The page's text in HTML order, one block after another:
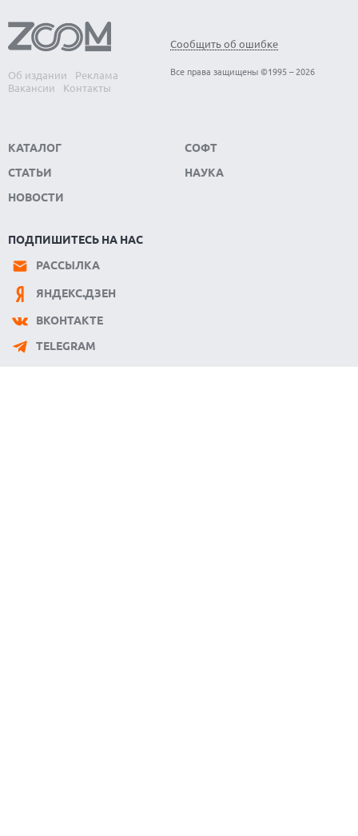
Об издании
Реклама
Вакансии
Контакты
Сообщить об ошибке
Все права защищены ©1995 – 2026
КАТАЛОГ
СТАТЬИ
НОВОСТИ
СОФТ
НАУКА
ПОДПИШИТЕСЬ НА НАС
РАССЫЛКА
ЯНДЕКС.ДЗЕН
ВКОНТАКТЕ
TELEGRAM